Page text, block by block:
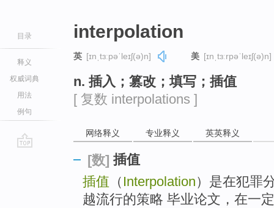
目录
释义
权威词典
用法
例句
interpolation
英 [ɪnˌtɜːpəˈleɪʃ(ə)n] 美 [ɪnˌtɜːrpəˈleɪʃ(ə)n]
n. 插入；篡改；填写；插值
[ 复数 interpolations ]
网络释义 专业释义 英英释义
[数] 插值
插值 （ Interpolation）是在犯罪
越流行的策略 毕业论文，在一